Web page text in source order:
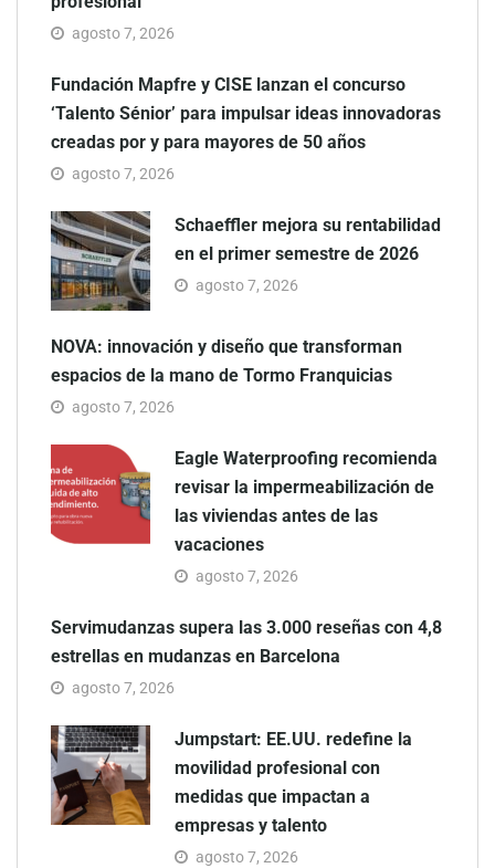
agosto 7, 2026
Fundación Mapfre y CISE lanzan el concurso
‘Talento Sénior’ para impulsar ideas innovadoras
creadas por y para mayores de 50 años
agosto 7, 2026
Schaeffler mejora su rentabilidad
en el primer semestre de 2026
agosto 7, 2026
NOVA: innovación y diseño que transforman
espacios de la mano de Tormo Franquicias
agosto 7, 2026
Eagle Waterproofing recomienda
revisar la impermeabilización de
las viviendas antes de las
vacaciones
agosto 7, 2026
Servimudanzas supera las 3.000 reseñas con 4,8
estrellas en mudanzas en Barcelona
agosto 7, 2026
Jumpstart: EE.UU. redefine la
movilidad profesional con
medidas que impactan a
empresas y talento
agosto 7, 2026